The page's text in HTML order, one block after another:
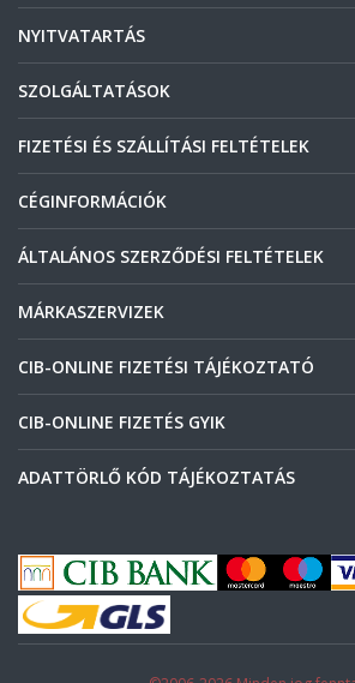
NYITVATARTÁS
SZOLGÁLTATÁSOK
FIZETÉSI ÉS SZÁLLÍTÁSI FELTÉTELEK
CÉGINFORMÁCIÓK
ÁLTALÁNOS SZERZŐDÉSI FELTÉTELEK
MÁRKASZERVIZEK
CIB-ONLINE FIZETÉSI TÁJÉKOZTATÓ
CIB-ONLINE FIZETÉS GYIK
ADATTÖRLŐ KÓD TÁJÉKOZTATÁS